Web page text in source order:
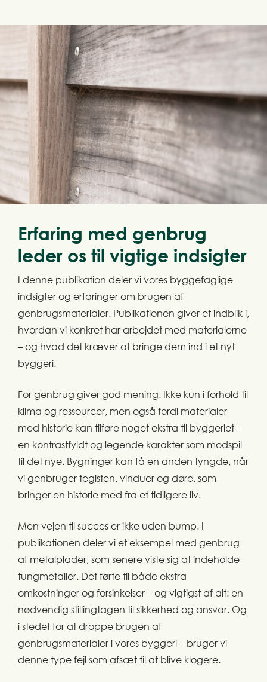
Erfaring med genbrug
leder os til vigtige indsigter
I denne publikation deler vi vores byggefaglige
indsigter og erfaringer om brugen af
genbrugsmaterialer. Publikationen giver et indblik i,
hvordan vi konkret har arbejdet med materialerne
– og hvad det kræver at bringe dem ind i et nyt
byggeri.
For genbrug giver god mening. Ikke kun i forhold til
klima og ressourcer, men også fordi materialer
med historie kan tilføre noget ekstra til byggeriet –
en kontrastfyldt og legende karakter som modspil
til det nye. Bygninger kan få en anden tyngde, når
vi genbruger teglsten, vinduer og døre, som
bringer en historie med fra et tidligere liv.
Men vejen til succes er ikke uden bump. I
publikationen deler vi et eksempel med genbrug
af metalplader, som senere viste sig at indeholde
tungmetaller. Det førte til både ekstra
omkostninger og forsinkelser – og vigtigst af alt: en
nødvendig stillingtagen til sikkerhed og ansvar. Og
i stedet for at droppe brugen af
genbrugsmaterialer i vores byggeri – bruger vi
denne type fejl som afsæt til at blive klogere.